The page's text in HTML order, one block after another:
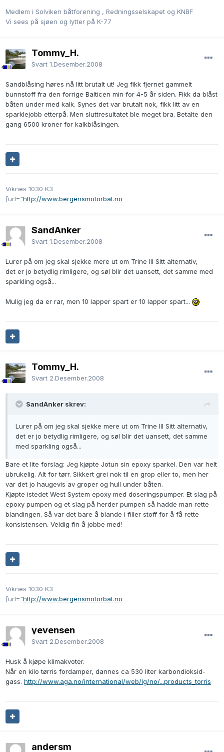
Medlem i Solviken båtforening , Redningsselskapet og KNBF
Vi sees på sjøen og lytter på K-77
Tommy_H.
Svart 1.Desember.2008
Sandblåsing høres nå litt brutalt ut! Jeg fikk fjernet gammelt
bunnstoff fra den forrige Balticen min for 4-5 år siden. Fikk da blåst
båten under med kalk. Synes det var brutalt nok, fikk litt av en
sparklejobb etterpå. Men sluttresultatet ble meget bra. Betalte den
gang 6500 kroner for kalkblåsingen.
Viknes 1030 K3
[url="http://www.bergensmotorbat.no
SandAnker
Svart 1.Desember.2008
Lurer på om jeg skal sjekke mere ut om Trine III Sitt alternativ,
det er jo betydlig rimligere, og søl blir det uansett, det samme med
sparkling også...
Mulig jeg da er rar, men 10 lapper spart er 10 lapper spart...
Tommy_H.
Svart 2.Desember.2008
SandAnker skrev:
Lurer på om jeg skal sjekke mere ut om Trine III Sitt alternativ,
det er jo betydlig rimligere, og søl blir det uansett, det samme
med sparkling også...
Bare et lite forslag: Jeg kjøpte Jotun sin epoxy sparkel. Den var helt
ubrukelig. Alt for tørr. Sikkert grei nok til en grop eller to, men her
var det jo haugevis av groper og hull under båten.
Kjøpte istedet West System epoxy med doseringspumper. Et slag på
epoxy pumpen og et slag på herder pumpen så hadde man rette
blandingen. Så var det bare å blande i filler stoff for å få rette
konsistensen. Veldig fin å jobbe med!
Viknes 1030 K3
[url="http://www.bergensmotorbat.no
yevensen
Svart 2.Desember.2008
Husk å kjøpe klimakvoter.
Når en kilo tørris fordamper, dannes ca 530 liter karbondioksid-
gass. http://www.aga.no/international/web/lg/no/...products_torris
andersm